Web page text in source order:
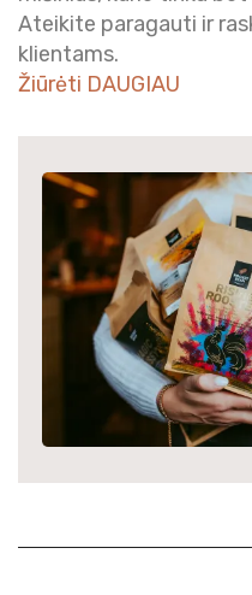
Ateikite paragauti ir
klientams.
Žiūrėti DAUGIAU